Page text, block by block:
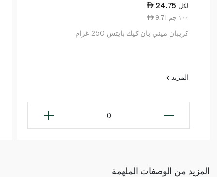
24.75 لكل
9.71 ١٠٠ جم
كريبان ميني بان كيك بايتس 250 غرام
المزيد
0
المزيد من الوصفات الملهمة